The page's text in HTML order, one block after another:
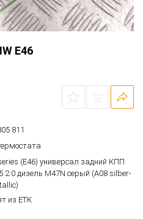
E46
811
(E46) универсал задний КПП
2.0 дизель M47N серый (A08 silber-
из ЕТК